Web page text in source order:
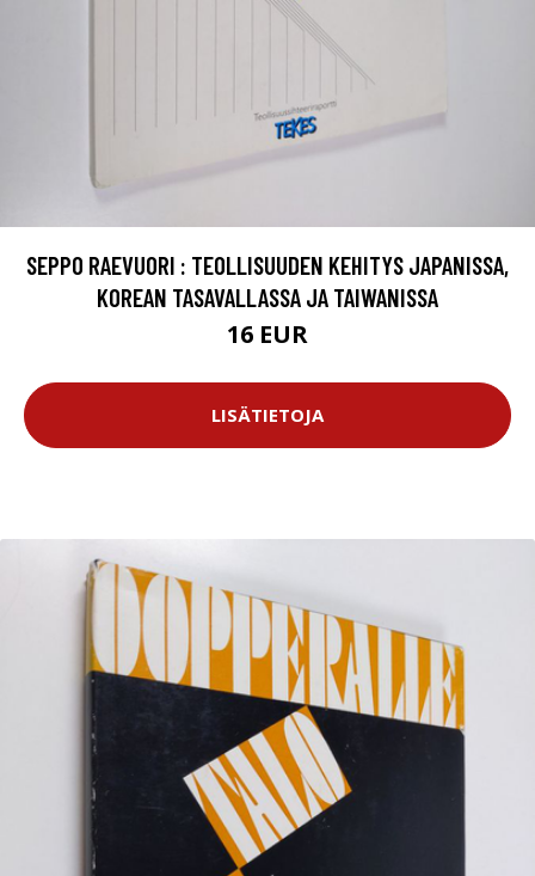
SEPPO RAEVUORI : TEOLLISUUDEN KEHITYS JAPANISSA,
KOREAN TASAVALLASSA JA TAIWANISSA
16 EUR
LISÄTIETOJA